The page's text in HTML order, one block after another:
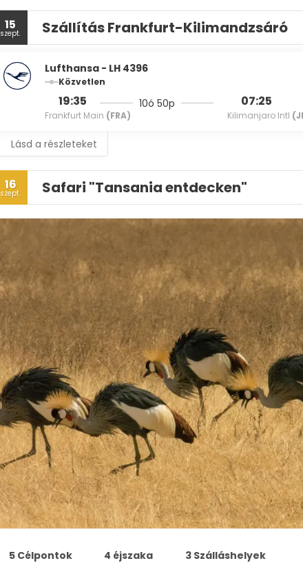
15
szept. Szállítás Frankfurt-Kilimandzsáró
Lufthansa - LH 4396
Közvetlen
19:35
Frankfurt Main (FRA)
10ó 50p 07:25
Kilimanjaro Intl
Lásd a részleteket
16
szept. Safari "Tansania entdecken"
5 Célpontok 4 éjszaka
3 Szálláshelyek